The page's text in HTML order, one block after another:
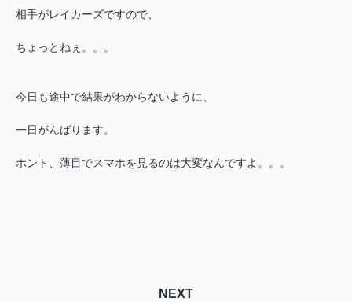
相手がレイカーズですので、
ちょっとねぇ。。。
今日も途中で結果がわからないように、
一日がんばります。
ホント、薄目でスマホを見るのは大変なんですよ。。。
NEXT